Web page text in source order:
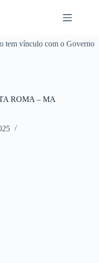
tem vínculo com o Governo
ROMA – MA